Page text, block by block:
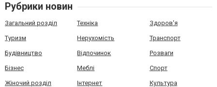
Рубрики новин
Загальний розділ Техніка Здоров'я
Туризм Нерухомість Транспорт
Будівництво Відпочинок Розваги
Бізнес Меблі Спорт
Жіночий розділ Інтернет Культура